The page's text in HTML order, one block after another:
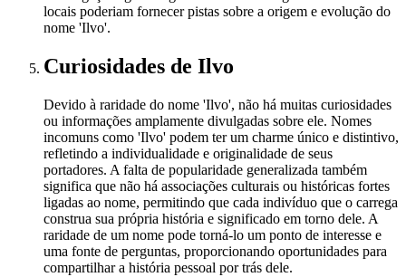
locais poderiam fornecer pistas sobre a origem e evolução do
nome 'Ilvo'.
Curiosidades de Ilvo
Devido à raridade do nome 'Ilvo', não há muitas curiosidades
ou informações amplamente divulgadas sobre ele. Nomes
incomuns como 'Ilvo' podem ter um charme único e distintivo,
refletindo a individualidade e originalidade de seus
portadores. A falta de popularidade generalizada também
significa que não há associações culturais ou históricas fortes
ligadas ao nome, permitindo que cada indivíduo que o carrega
construa sua própria história e significado em torno dele. A
raridade de um nome pode torná-lo um ponto de interesse e
uma fonte de perguntas, proporcionando oportunidades para
compartilhar a história pessoal por trás dele.